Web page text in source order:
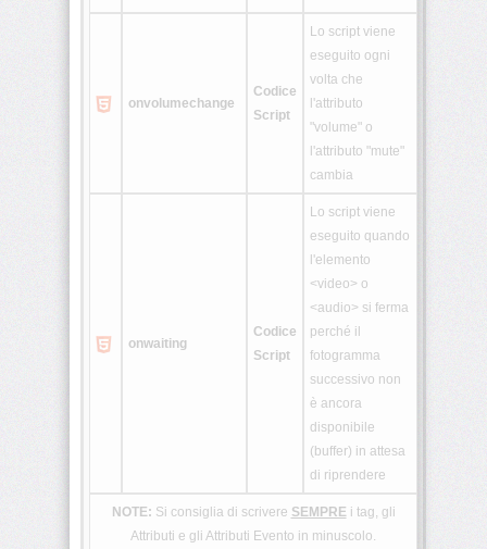
onvolumechange
Codice
Script
Lo script viene
eseguito ogni
volta che
l'attributo
"volume" o
l'attributo "mute"
cambia
onwaiting
Codice
Script
Lo script viene
eseguito quando
l'elemento
<video> o
<audio> si ferma
perché il
fotogramma
successivo non
è ancora
disponibile
(buffer) in attesa
di riprendere
NOTE: Si consiglia di scrivere SEMPREi tag, gli
Attributi e gli Attributi Evento in minuscolo.